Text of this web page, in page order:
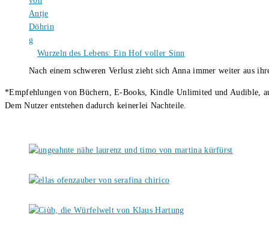
Wurzeln des Lebens: Ein Hof voller Sinn
Nach einem schweren Verlust zieht sich Anna immer weiter aus
*Empfehlungen von Büchern, E-Books, Kindle Unlimited und Audible,
Dem Nutzer entstehen dadurch keinerlei Nachteile.